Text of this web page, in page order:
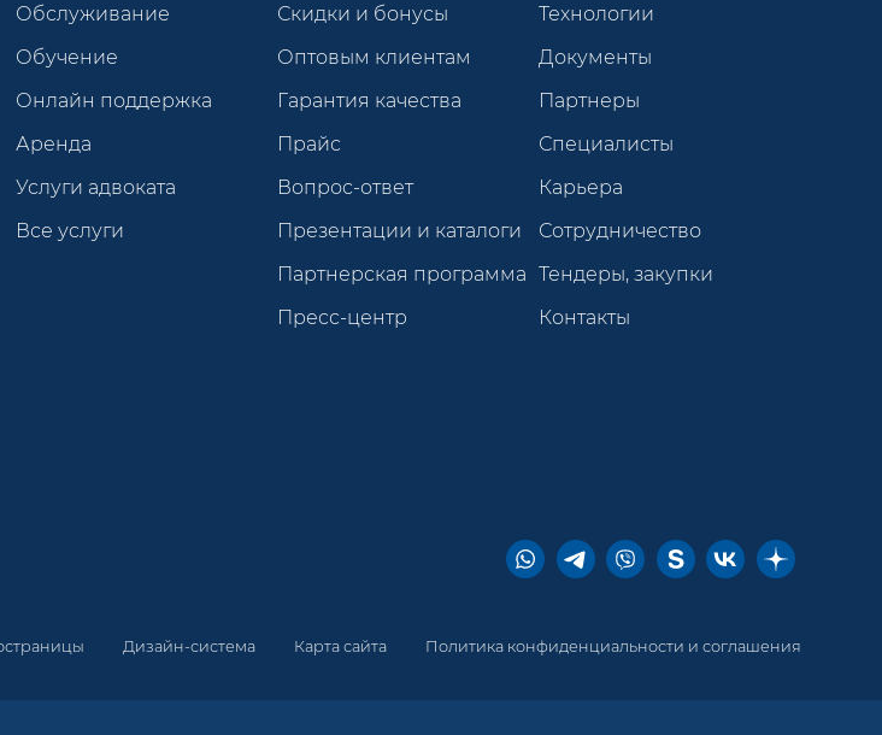
Обслуживание
Обучение
Онлайн поддержка
Аренда
Услуги адвоката
Все услуги
Скидки и бонусы
Оптовым клиентам
Гарантия качества
Прайс
Вопрос-ответ
Презентации и каталоги
Партнерская программа
Пресс-центр
Технологии
Документы
Партнеры
Специалисты
Карьера
Сотрудничество
Тендеры, закупки
Контакты
Дизайн-система Карта сайта Политика конфиденциальности и соглашения